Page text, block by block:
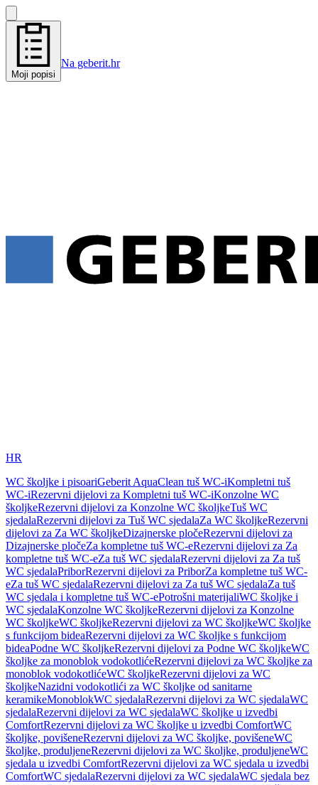
Moji popisi
Na geberit.hr
HR
WC školjke i pisoariGeberit AquaClean tuš WC-iKompletni tuš
WC-iRezervni dijelovi za Kompletni tuš WC-iKonzolne WC
školjkeRezervni dijelovi za Konzolne WC školjkeTuš WC
sjedalaRezervni dijelovi za Tuš WC sjedalaZa WC školjkeRezervni
dijelovi za Za WC školjkeDizajnerske pločeRezervni dijelovi za
Dizajnerske pločeZa kompletne tuš WC-eRezervni dijelovi za Za
kompletne tuš WC-eZa tuš WC sjedalaRezervni dijelovi za Za tuš
WC sjedalaPriborRezervni dijelovi za PriborZa kompletne tuš WC-
eZa tuš WC sjedalaRezervni dijelovi za Za tuš WC sjedalaZa tuš
WC sjedala i kompletne tuš WC-ePotrošni materijaliWC školjke i
WC sjedalaKonzolne WC školjkeRezervni dijelovi za Konzolne
WC školjkeWC školjkeRezervni dijelovi za WC školjkeWC školjke
s funkcijom bideaRezervni dijelovi za WC školjke s funkcijom
bideaPodne WC školjkeRezervni dijelovi za Podne WC školjkeWC
školjke za monoblok vodokotlićeRezervni dijelovi za WC školjke za
monoblok vodokotlićeWC školjkeRezervni dijelovi za WC
školjkeNazidni vodokotlići za WC školjke od sanitarne
keramikeMonoblokWC sjedalaRezervni dijelovi za WC sjedalaWC
sjedalaRezervni dijelovi za WC sjedalaWC školjke u izvedbi
ComfortRezervni dijelovi za WC školjke u izvedbi ComfortWC
školjke, povišeneRezervni dijelovi za WC školjke, povišeneWC
školjke, produljeneRezervni dijelovi za WC školjke, produljeneWC
sjedala u izvedbi ComfortRezervni dijelovi za WC sjedala u izvedbi
ComfortWC sjedalaRezervni dijelovi za WC sjedalaWC sjedala bez